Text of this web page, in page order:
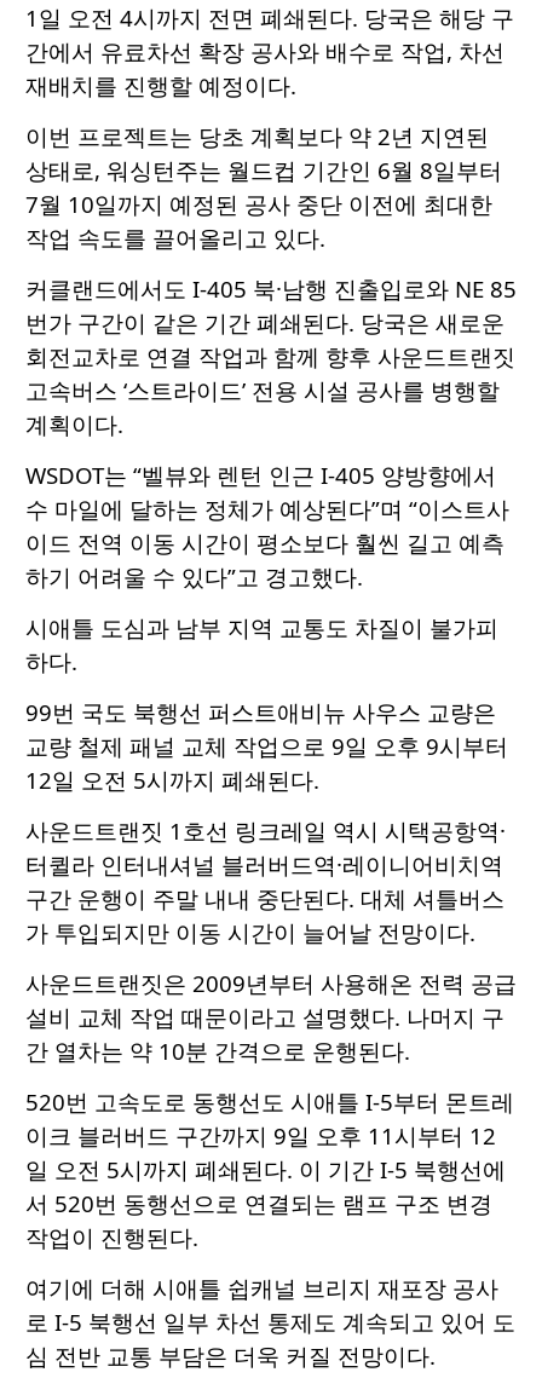
1일 오전 4시까지 전면 폐쇄된다. 당국은 해당 구
간에서 유료차선 확장 공사와 배수로 작업, 차선
재배치를 진행할 예정이다.
이번 프로젝트는 당초 계획보다 약 2년 지연된
상태로, 워싱턴주는 월드컵 기간인 6월 8일부터
7월 10일까지 예정된 공사 중단 이전에 최대한
작업 속도를 끌어올리고 있다.
커클랜드에서도 I-405 북·남행 진출입로와 NE 85
번가 구간이 같은 기간 폐쇄된다. 당국은 새로운
회전교차로 연결 작업과 함께 향후 사운드트랜짓
고속버스 ‘스트라이드’ 전용 시설 공사를 병행할
계획이다.
WSDOT는 “벨뷰와 렌턴 인근 I-405 양방향에서
수 마일에 달하는 정체가 예상된다”며 “이스트사
이드 전역 이동 시간이 평소보다 훨씬 길고 예측
하기 어려울 수 있다”고 경고했다.
시애틀 도심과 남부 지역 교통도 차질이 불가피
하다.
99번 국도 북행선 퍼스트애비뉴 사우스 교량은
교량 철제 패널 교체 작업으로 9일 오후 9시부터
12일 오전 5시까지 폐쇄된다.
사운드트랜짓 1호선 링크레일 역시 시택공항역·
터퀼라 인터내셔널 블러버드역·레이니어비치역
구간 운행이 주말 내내 중단된다. 대체 셔틀버스
가 투입되지만 이동 시간이 늘어날 전망이다.
사운드트랜짓은 2009년부터 사용해온 전력 공급
설비 교체 작업 때문이라고 설명했다. 나머지 구
간 열차는 약 10분 간격으로 운행된다.
520번 고속도로 동행선도 시애틀 I-5부터 몬트레
이크 블러버드 구간까지 9일 오후 11시부터 12
일 오전 5시까지 폐쇄된다. 이 기간 I-5 북행선에
서 520번 동행선으로 연결되는 램프 구조 변경
작업이 진행된다.
여기에 더해 시애틀 쉽캐널 브리지 재포장 공사
로 I-5 북행선 일부 차선 통제도 계속되고 있어 도
심 전반 교통 부담은 더욱 커질 전망이다.